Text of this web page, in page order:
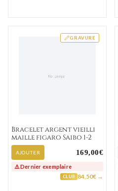
GRAVURE
Bracelet argent vieilli
maille figaro Saibo 1-2
AJOUTER 169,00€
⚠️ Dernier exemplaire
CLUB 84,50€ →